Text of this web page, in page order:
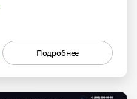
Подробнее